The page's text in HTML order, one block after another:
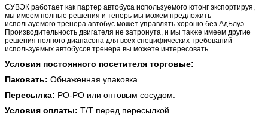
СУВЭК работает как партер автобуса используемого ютонг экспортируя,
мы имеем полные решения и теперь мы можем предложить
используемого тренера автобус может управлять хорошо без АдБлуэ.
Производительность двигателя не затронута, и мы также имеем другие
решения полного диапасона для всех специфических требований
используемых автобусов тренера вы можете интересовать.
Условия постоянного посетителя торговые:
Паковать: Обнаженная упаковка.
Пересылка: РО-РО или оптовым сосудом.
Условия оплаты: Т/Т перед пересылкой.